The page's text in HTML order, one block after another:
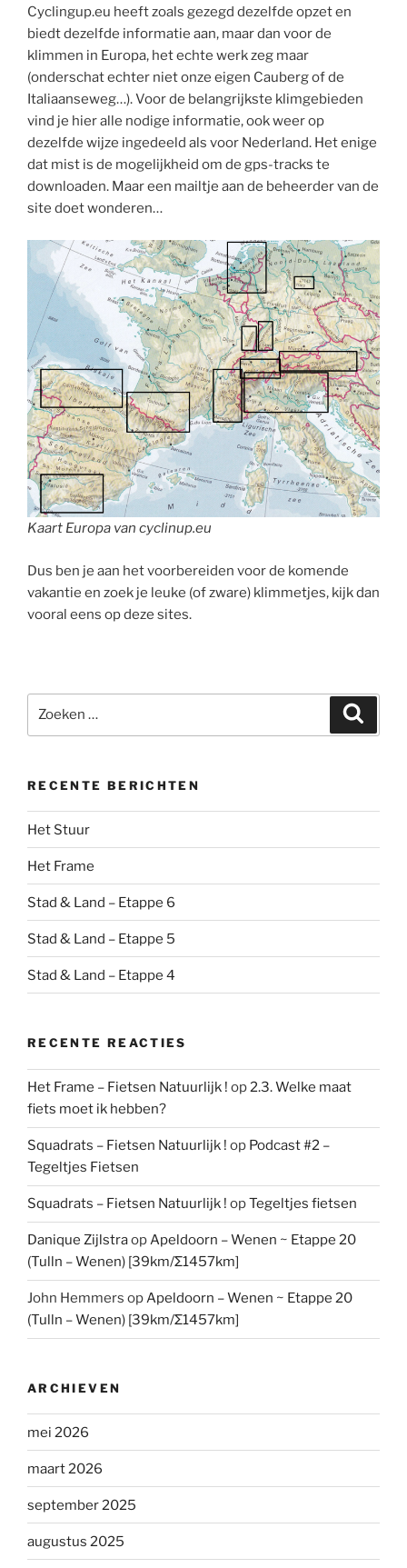
Cyclingup.eu heeft zoals gezegd dezelfde opzet en
biedt dezelfde informatie aan, maar dan voor de
klimmen in Europa, het echte werk zeg maar
(onderschat echter niet onze eigen Cauberg of de
Italiaanseweg…). Voor de belangrijkste klimgebieden
vind je hier alle nodige informatie, ook weer op
dezelfde wijze ingedeeld als voor Nederland. Het enige
dat mist is de mogelijkheid om de gps-tracks te
downloaden. Maar een mailtje aan de beheerder van de
site doet wonderen…
Kaart Europa van cyclinup.eu
Dus ben je aan het voorbereiden voor de komende
vakantie en zoek je leuke (of zware) klimmetjes, kijk dan
vooral eens op deze sites.
naar:
RECENTE BERICHTEN
Het Stuur
Het Frame
Stad & Land – Etappe 6
Stad & Land – Etappe 5
Stad & Land – Etappe 4
RECENTE REACTIES
Het Frame – Fietsen Natuurlijk ! op2.3. Welke maat
fiets moet ik hebben?
Squadrats – Fietsen Natuurlijk ! op Podcast #2 –
Tegeltjes Fietsen
Squadrats – Fietsen Natuurlijk ! opTegeltjes fietsen
Danique ZijlstraopApeldoorn – Wenen ~ Etappe 20
(Tulln – Wenen) [39km/Σ1457km]
John Hemmers opApeldoorn – Wenen ~ Etappe 20
(Tulln – Wenen) [39km/Σ1457km]
ARCHIEVEN
mei 2026
maart 2026
september 2025
augustus 2025